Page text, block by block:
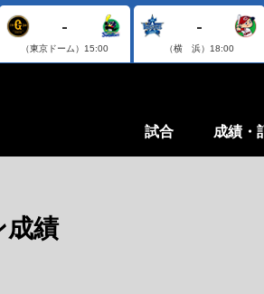
-
（東京ドーム） 15:00
-
（横 浜） 18:00
試合 成績・
成績